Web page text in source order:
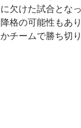
に欠けた試合とな
降格の可能性もあ
かチームで勝ち切